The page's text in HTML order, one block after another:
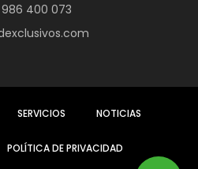
986 400 073
SERVICIOS NOTICIAS
POLÍTICA DE PRIVACIDAD